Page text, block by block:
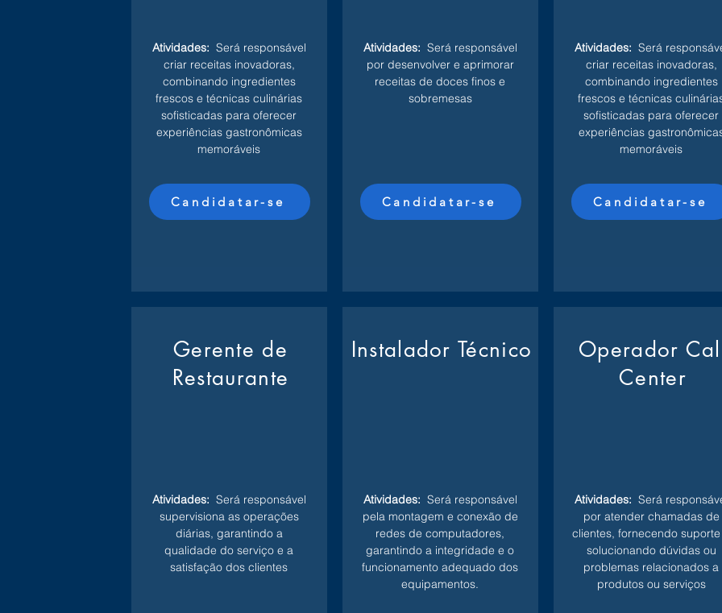
Atividades: Será responsável
criar receitas inovadoras,
combinando ingredientes
frescos e técnicas culinárias
sofisticadas para oferecer
experiências gastronômicas
memoráveis
Candidatar-se
Gerente de
Restaurante
Atividades: Será responsável
supervisiona as operações
diárias, garantindo a
qualidade do serviço e a
satisfação dos clientes
Atividades: Será responsável
por desenvolver e aprimorar
receitas de doces finos e
sobremesas
Candidatar-se
Instalador Técnico
Atividades: Será responsável
pela montagem e conexão de
redes de computadores,
garantindo a integridade e o
funcionamento adequado dos
equipamentos.
Atividades: Será
criar receitas inovadoras,
combinando ingredientes
frescos e técnicas
sofisticadas para oferecer
experiências
memoráveis
Candidatar-se
Operador
Center
Atividades: Será
por atender chamadas de
clientes, fornecendo
solucionando dúvidas ou
problemas relacionados a
produtos ou serviços